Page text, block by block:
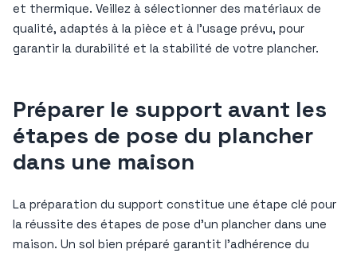
et thermique. Veillez à sélectionner des matériaux de
qualité, adaptés à la pièce et à l’usage prévu, pour
garantir la durabilité et la stabilité de votre plancher.
Préparer le support avant les
étapes de pose du plancher
dans une maison
La préparation du support constitue une étape clé pour
la réussite des étapes de pose d’un plancher dans une
maison. Un sol bien préparé garantit l’adhérence du